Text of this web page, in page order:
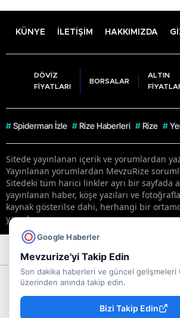
Google Haberler
Mevzurize'yi Takip Edin
Son dakika haberleri ve güncel gelişmeleri
üzerinden anında takip edin.
Bizi Takip Edin
KÜNYE İLETİŞİM HAKKIMIZDA
DÖVİZ
FİYATLARI
BORSALAR
ALTIN
# Spiderman İzle # Rize Haberleri # Rize #
Sitede yayınlanan içerik ve yorumlardan
Yayınlanan yorumlardan MevzuRize
Sitedeki tüm harici linkler ayrı bir sayfada
yayınlanan haber, köşe yazıları ve
kaynak gösterilse dahi, herhangi bir
yayınlanamaz